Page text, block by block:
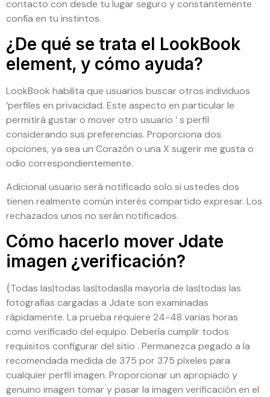
contacto con desde tu lugar seguro y constantemente
confía en tu instintos.
¿De qué se trata el LookBook
element, y cómo ayuda?
LookBook habilita que usuarios buscar otros individuos
‘perfiles en privacidad. Este aspecto en particular le
permitirá gustar o mover otro usuario ‘ s perfil
considerando sus preferencias. Proporciona dos
opciones, ya sea un Corazón o una X sugerir me gusta o
odio correspondientemente.
Adicional usuario será notificado solo si ustedes dos
tienen realmente común interés compartido expresar. Los
rechazados unos no serán notificados.
Cómo hacerlo mover Jdate
imagen ¿verificación?
{Todas las|todas las|todas|la mayoría de las|todas las
fotografías cargadas a Jdate son examinadas
rápidamente. La prueba requiere 24-48 varias horas
como verificado del equipo. Debería cumplir todos
requisitos configurar del sitio . Permanezca pegado a la
recomendada medida de 375 por 375 píxeles para
cualquier perfil imagen. Proporcionar un apropiado y
genuino imagen tomar y pasar la imagen verificación en el